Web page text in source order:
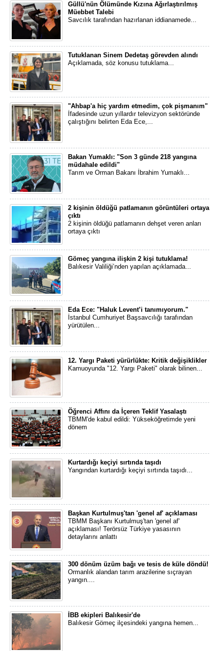
Güllü'nün Ölümünde Kızına Ağırlaştırılmış
Müebbet Talebi
Savcılık tarafından hazırlanan iddianamede...
Tutuklanan Sinem Dedetaş görevden alındı
Açıklamada, söz konusu tutuklama...
"Ahbap'a hiç yardım etmedim, çok pişmanım"
İfadesinde uzun yıllardır televizyon sektöründe
çalıştığını belirten Eda Ece,...
Bakan Yumaklı: "Son 3 günde 218 yangına
müdahale edildi"
Tarım ve Orman Bakanı İbrahim Yumaklı...
2 kişinin öldüğü patlamanın görüntüleri ortaya
çıktı
2 kişinin öldüğü patlamanın dehşet veren anları
ortaya çıktı
Gömeç yangına ilişkin 2 kişi tutuklama!
Balıkesir Valiliği’nden yapılan açıklamada...
Eda Ece: "Haluk Levent’i tanımıyorum."
İstanbul Cumhuriyet Başsavcılığı tarafından
yürütülen...
12. Yargı Paketi yürürlükte: Kritik değişiklikler
Kamuoyunda "12. Yargı Paketi" olarak bilinen...
Öğrenci Affını da İçeren Teklif Yasalaştı
TBMM'de kabul edildi: Yükseköğretimde yeni
dönem
Kurtardığı keçiyi sırtında taşıdı
Yangından kurtardığı keçiyi sırtında taşıdı...
Başkan Kurtulmuş'tan 'genel af' açıklaması
TBMM Başkanı Kurtulmuş'tan 'genel af'
açıklaması! Terörsüz Türkiye yasasının
detaylarını anlattı
300 dönüm üzüm bağı ve tesis de küle döndü!
Ormanlık alandan tarım arazilerine sıçrayan
yangın....
İBB ekipleri Balıkesir'de
Balıkesir Gömeç ilçesindeki yangına hemen...